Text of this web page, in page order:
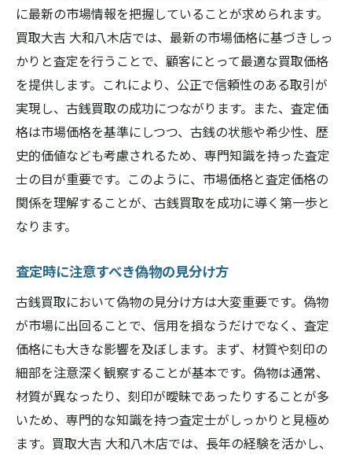
に最新の市場情報を把握していることが求められます。
買取大吉 大和八木店では、最新の市場価格に基づきしっ
かりと査定を行うことで、顧客にとって最適な買取価格
を提供します。これにより、公正で信頼性のある取引が
実現し、古銭買取の成功につながります。また、査定価
格は市場価格を基準にしつつ、古銭の状態や希少性、歴
史的価値なども考慮されるため、専門知識を持った査定
士の目が重要です。このように、市場価格と査定価格の
関係を理解することが、古銭買取を成功に導く第一歩と
なります。
査定時に注意すべき偽物の見分け方
古銭買取において偽物の見分け方は大変重要です。偽物
が市場に出回ることで、信用を損なうだけでなく、査定
価格にも大きな影響を及ぼします。まず、材質や刻印の
細部を注意深く観察することが基本です。偽物は通常、
材質が異なったり、刻印が曖昧であったりすることが多
いため、専門的な知識を持つ査定士がしっかりと見極め
ます。買取大吉 大和八木店では、長年の経験を活かし、